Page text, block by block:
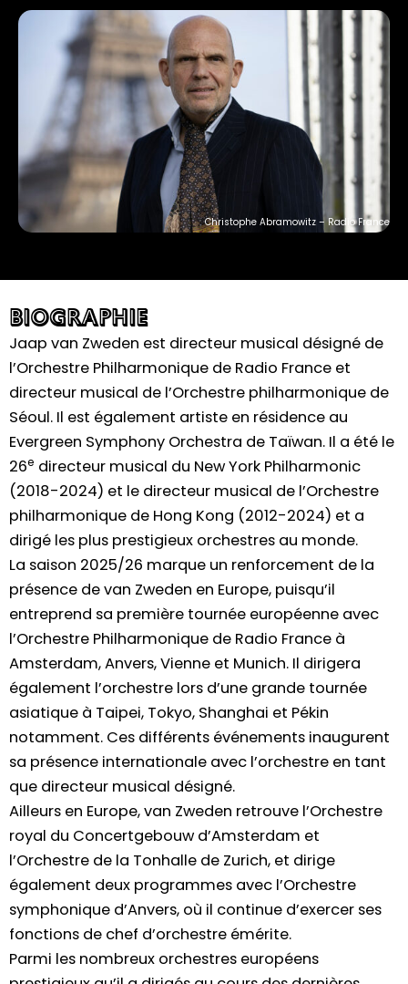
b
e
g
a
m
Christophe Abramowitz – Radio France
BIOGRAPHIE
Jaap van Zweden est directeur musical désigné de
l’Orchestre Philharmonique de Radio France et
directeur musical de l’Orchestre philharmonique de
Séoul. Il est également artiste en résidence au
Evergreen Symphony Orchestra de Taïwan. Il a été le
26e directeur musical du New York Philharmonic
(2018-2024) et le directeur musical de l’Orchestre
philharmonique de Hong Kong (2012-2024) et a
dirigé les plus prestigieux orchestres au monde.
La saison 2025/26 marque un renforcement de la
présence de van Zweden en Europe, puisqu’il
entreprend sa première tournée européenne avec
l’Orchestre Philharmonique de Radio France à
Amsterdam, Anvers, Vienne et Munich. Il dirigera
également l’orchestre lors d’une grande tournée
asiatique à Taipei, Tokyo, Shanghai et Pékin
notamment. Ces différents événements inaugurent
sa présence internationale avec l’orchestre en tant
que directeur musical désigné.
Ailleurs en Europe, van Zweden retrouve l’Orchestre
royal du Concertgebouw d’Amsterdam et
l’Orchestre de la Tonhalle de Zurich, et dirige
également deux programmes avec l’Orchestre
symphonique d’Anvers, où il continue d’exercer ses
fonctions de chef d’orchestre émérite.
Parmi les nombreux orchestres européens